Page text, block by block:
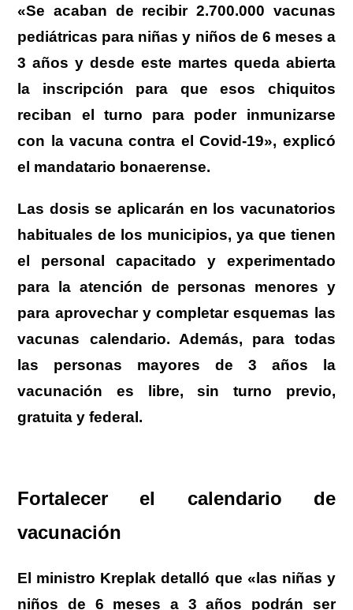
«Se acaban de recibir 2.700.000 vacunas
pediátricas para niñas y niños de 6 meses a
3 años y desde este martes queda abierta
la inscripción para que esos chiquitos
reciban el turno para poder inmunizarse
con la vacuna contra el Covid-19», explicó
el mandatario bonaerense.
Las dosis se aplicarán en los vacunatorios
habituales de los municipios, ya que tienen
el personal capacitado y experimentado
para la atención de personas menores y
para aprovechar y completar esquemas las
vacunas calendario. Además, para todas
las personas mayores de 3 años la
vacunación es libre, sin turno previo,
gratuita y federal.
Fortalecer el calendario de
vacunación
El ministro Kreplak detalló que «las niñas y
niños de 6 meses a 3 años podrán ser